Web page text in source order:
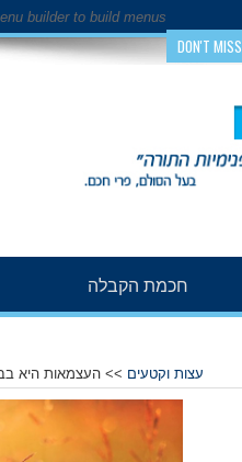
builder to build menus
DON'T MISS
חכמת הקבלה
עצות וקטעים >>העצמאות היא